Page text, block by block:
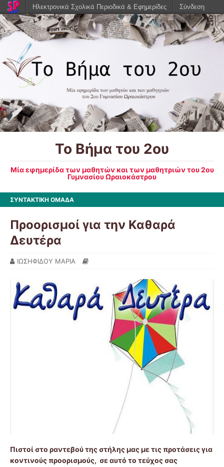
Το Βήμα του 2ου
Μία εφημερίδα των μαθητών και των μαθητριών του 2ου
Γυμνασίου Ωραιοκάστρου
ΣΥΝΤΑΚΤΙΚΗ ΟΜΑΔΑ
Προορισμοί για την Καθαρά
Δευτέρα
ΙΩΣΗΦΙΔΟΥ ΜΑΡΙΑ
Πιστοί στο ραντεβού της στήλης μας με τις προτάσεις για
κοντινούς προορισμούς, σε αυτό το τεύχος σας
Ηλεκτρονικά Σχολικά Περιοδικά & Εφημερίδες Σύνδεση